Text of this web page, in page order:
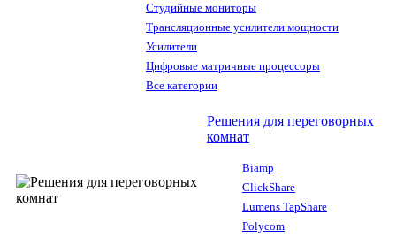
Студийные мониторы
Трансляционные усилители мощности
Усилители
Цифровые матричные процессоры
Все категории
Решения для переговорных
комнат
Biamp
ClickShare
Lumens TapShare
Polycom